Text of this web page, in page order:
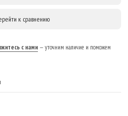
к сравнению
с нами — уточним наличие и поможем